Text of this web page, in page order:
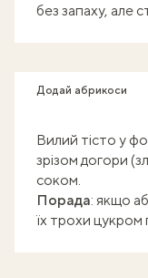
без запаху, але
Додай абрикоси
Вилий тісто у
зрізом догори
соком.
Порада: якщо
їх трохи цукром